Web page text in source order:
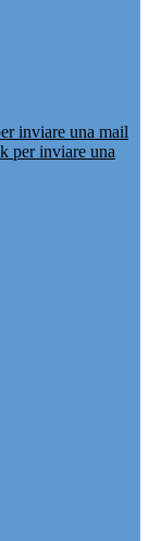
inviare una mail
per inviare una